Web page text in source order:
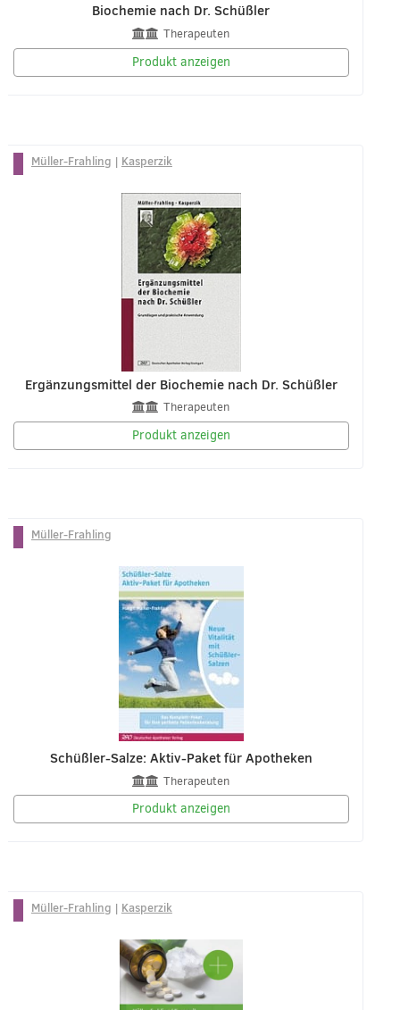
Biochemie nach Dr. Schüßler
Therapeuten
Produkt anzeigen
Müller-Frahling | Kasperzik
Ergänzungsmittel der Biochemie nach Dr. Schüßler
Therapeuten
Produkt anzeigen
Müller-Frahling
Schüßler-Salze: Aktiv-Paket für Apotheken
Therapeuten
Produkt anzeigen
Müller-Frahling | Kasperzik